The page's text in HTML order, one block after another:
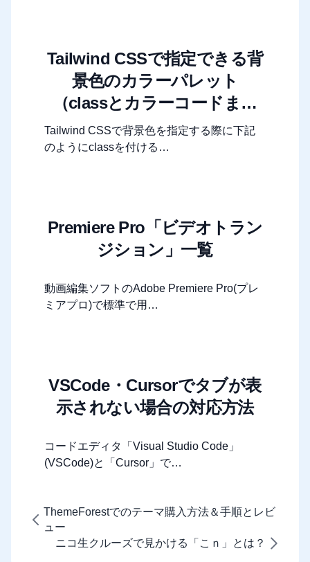
Tailwind CSSで指定できる背
景色のカラーパレット
（classとカラーコードまと
め）
Tailwind CSSで背景色を指定する際に下記
のようにclassを付ける…
Premiere Pro「ビデオトラン
ジション」一覧
動画編集ソフトのAdobe Premiere Pro(プレ
ミアプロ)で標準で用…
VSCode・Cursorでタブが表
示されない場合の対応方法
コードエディタ「Visual Studio Code」
(VSCode)と「Cursor」で…
ThemeForestでのテーマ購入方法＆手順とレビ
ュー
ニコ生クルーズで見かける「こｎ」とは？